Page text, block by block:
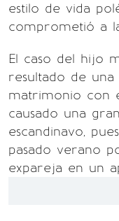
estilo de vida
comprometió a
El caso del hijo
resultado de
matrimonio con
causado una
escandinavo,
pasado verano
expareja en un